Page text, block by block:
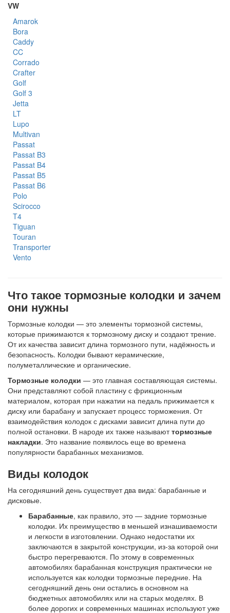
VW
Amarok
Bora
Caddy
CC
Corrado
Crafter
Golf
Golf 3
Jetta
LT
Lupo
Multivan
Passat
Passat B3
Passat B4
Passat B5
Passat B6
Polo
Scirocco
T4
Tiguan
Touran
Transporter
Vento
Что такое тормозные колодки и зачем
они нужны
Тормозные колодки — это элементы тормозной системы,
которые прижимаются к тормозному диску и создают трение.
От их качества зависит длина тормозного пути, надёжность и
безопасность. Колодки бывают керамические,
полуметаллические и органические.
Тормозные колодки — это главная составляющая системы.
Они представляют собой пластину с фрикционным
материалом, которая при нажатии на педаль прижимается к
диску или барабану и запускает процесс торможения. От
взаимодействия колодок с дисками зависит длина пути до
полной остановки. В народе их также называюттормозные
накладки. Это название появилось еще во времена
популярности барабанных механизмов.
Виды колодок
На сегодняшний день существует два вида: барабанные и
дисковые.
Барабанные, как правило, это — задние тормозные
колодки. Их преимущество в меньшей изнашиваемости
и легкости в изготовлении. Однако недостатки их
заключаются в закрытой конструкции, из-за которой они
быстро перегреваются. По этому в современных
автомобилях барабанная конструкция практически не
используется как колодки тормозные передние. На
сегодняшний день они остались в основном на
бюджетных автомобилях или на старых моделях. В
более дорогих и современных машинах используют уже